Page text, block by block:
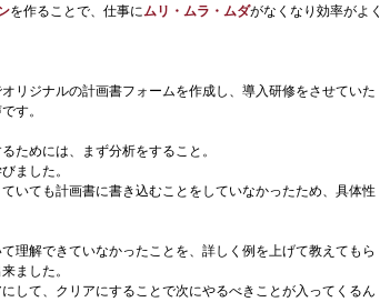
を作ることで、仕事にムリ ・ムラ・ムダがなくなり効率がよく
リジナルの計画書フォームを作成し、導入研修をさせていた
す。
ためには、まず分析をすること。
ました。
いても計画書に書き込むことをしていなかったため、具体性
理解できていなかったことを、詳しく例を上げて教えてもら
ました。
して、クリアにすることで次にやるべきことが入ってくるん